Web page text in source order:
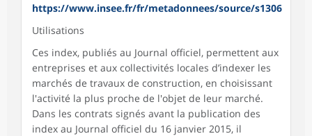
https://www.insee.fr/fr/metadonnees/source/s1306
Utilisations
Ces index, publiés au Journal officiel, permettent aux
entreprises et aux collectivités locales d’indexer les
marchés de travaux de construction, en choisissant
l'activité la plus proche de l'objet de leur marché.
Dans les contrats signés avant la publication des
index au Journal officiel du 16 janvier 2015, il